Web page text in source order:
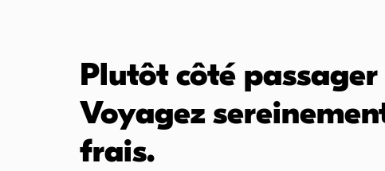
Plutôt côté passager
Voyagez
frais.